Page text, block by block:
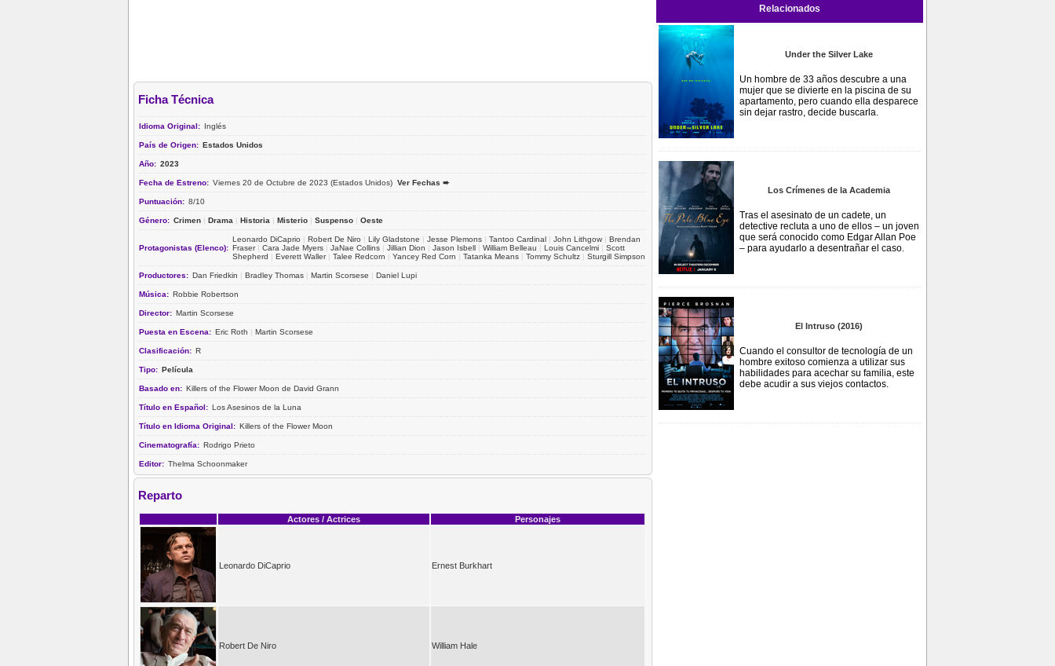
Ficha Técnica
Idioma Original: Inglés
País de Origen: Estados Unidos
Año: 2023
Fecha de Estreno: Viernes 20 de Octubre de 2023 (Estados Unidos) Ver Fechas ➨
Puntuación: 8/10
Género: Crimen | Drama | Historia | Misterio | Suspenso | Oeste
Protagonistas (Elenco):
Leonardo DiCaprio | Robert De Niro | Lily Gladstone | Jesse Plemons | Tantoo Cardinal | John Lithgow | Brendan
Fraser| Cara Jade Myers | JaNae Collins | Jillian Dion | Jason Isbell | William Belleau | Louis Cancelmi | Scott
Shepherd | Everett Waller| Talee Redcorn | Yancey Red Corn | Tatanka Means | Tommy Schultz | Sturgill Simpson
Productores: Dan Friedkin | Bradley Thomas | Martin Scorsese | Daniel Lupi
Música: Robbie Robertson
Director: Martin Scorsese
Puesta en Escena: Eric Roth | Martin Scorsese
Clasificación: R
Tipo: Película
Basado en: Killers of the Flower Moon de David Grann
Título en Español: Los Asesinos de la Luna
Título en Idioma Original: Killers of the Flower Moon
Cinematografía: Rodrigo Prieto
Editor: Thelma Schoonmaker
Reparto
Actores / Actrices Personajes
Leonardo DiCaprio Ernest Burkhart
Robert De Niro William Hale
Relacionados
Under the Silver Lake
Un hombre de 33 años descubre a una
mujer que se divierte en la piscina de su
apartamento, pero cuando ella desparece
sin dejar rastro, decide buscarla.
Los Crímenes de la Academia
Tras el asesinato de un cadete, un
detective recluta a uno de ellos – un joven
que será conocido como Edgar Allan Poe
– para ayudarlo a desentrañar el caso.
El Intruso (2016)
Cuando el consultor de tecnología de un
hombre exitoso comienza a utilizar sus
habilidades para acechar su familia, este
debe acudir a sus viejos contactos.